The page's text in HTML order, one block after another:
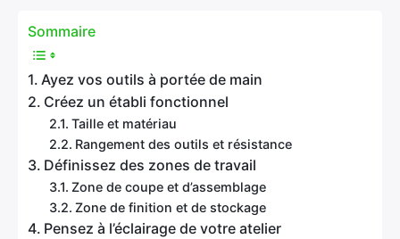
Sommaire
Ayez vos outils à portée de main
Créez un établi fonctionnel
Taille et matériau
Rangement des outils et résistance
Définissez des zones de travail
Zone de coupe et d’assemblage
Zone de finition et de stockage
Pensez à l’éclairage de votre atelier